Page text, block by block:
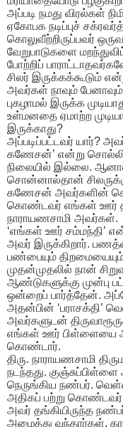
அப்படி நமது விரல்கள்
ஏகோபக நடிப்புச்
கொலுவீற்றிருப்பவர்
வேறுபாடுகளை
போற்றிப்
சிலர் இருக்கக்கூடும்
அவர்கள் நாவும்
புகழாமல் இருக்க
உள்மனதை ஏமாற்ற
இருக்காது?
​அப்படிப்பட்டவர் யார்?
கணேசன்’ என்று
நிலையில் இல்லை.
சொன்னால்தான்
கணேசன் அவர்களின்
கொண்டவர் எங்கள் ஊர்
நாராயணசாமி அவர்கள்.
​‘எங்கள் ஊர் சம்மந்தி’
அவர் இருக்கிறார்.
பண்பையும் திறமையையும்
முதன்முதலில் நான்
ஆண்டுகளுக்கு முன்பு
ஒன்றைப் பார்த்தேன்.
அதன்பின் ‘பராசக்தி’
அவர்களுடன்
எங்கள் ஊர் பிள்ளையை
கொண்டார்.
​திரு. நாராயணசாமி
நடந்தது.
நெருங்கிய நண்பர்.
அதிகப் பற்று கொண்டவர்.
அவர் தங்கியிருந்த
அழைத்து வந்தார்கள்.